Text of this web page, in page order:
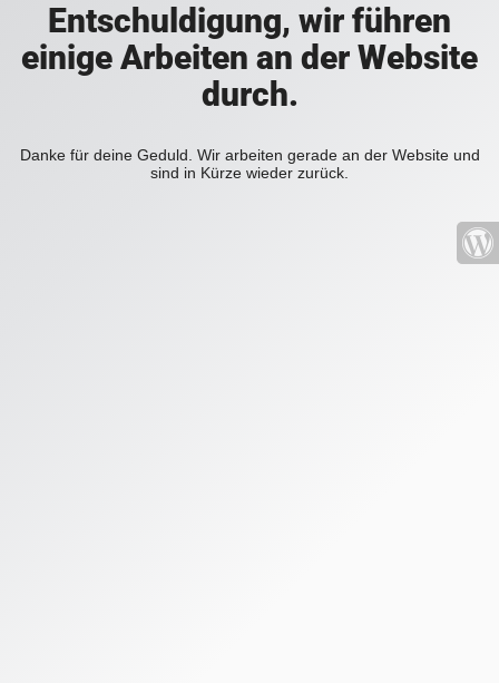
Entschuldigung, wir führen
einige Arbeiten an der Website
durch.
Danke für deine Geduld. Wir arbeiten gerade an der Website und
sind in Kürze wieder zurück.